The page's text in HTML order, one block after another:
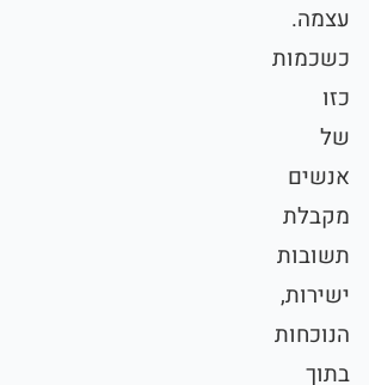
עצמה.
כשכמות
כזו
של
אנשים
מקבלת
תשובות
ישירות,
הנוכחות
בתוך